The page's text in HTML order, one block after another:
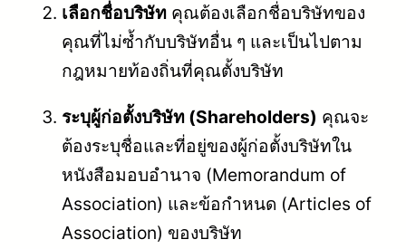
เลือกชื่อบริษัท คุณต้องเลือกชื่อบริษัทของ
คุณที่ไม่ซ้ำกับบริษัทอื่น ๆ และเป็นไปตาม
กฎหมายท้องถิ่นที่คุณตั้งบริษัท
ระบุผู้ก่อตั้งบริษัท (Shareholders) คุณจะ
ต้องระบุชื่อและที่อยู่ของผู้ก่อตั้งบริษัทใน
หนังสือมอบอำนาจ (Memorandum of
Association) และข้อกำหนด (Articles of
Association) ของบริษัท